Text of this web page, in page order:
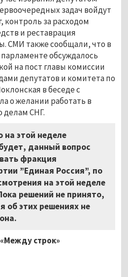
задач войдут
контроль за расходом
и реставрация
СМИ также сообщали, что в
обсуждалось
на пост главы комиссии
депутатов и комитета по
в беседе с
о желании работать в
делам СНГ.
этой неделе
данный вопрос
фракция
”Единая Россия”, по
на этой неделе
решений не принято,
об этих решениях не
строк»